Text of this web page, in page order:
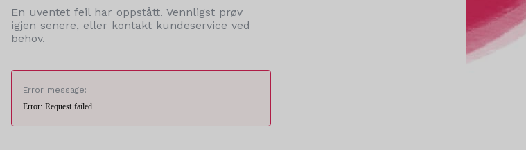
En uventet feil har oppstått. Vennligst prøv
igjen senere, eller kontakt kundeservice ved
behov.
Error message:
Error: Request failed